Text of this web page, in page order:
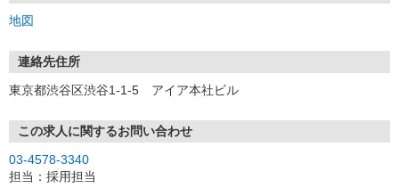
地図
連絡先住所
東京都渋谷区渋谷1-1-5 アイア本社ビル
この求人に関するお問い合わせ
03-4578-3340
担当：採用担当